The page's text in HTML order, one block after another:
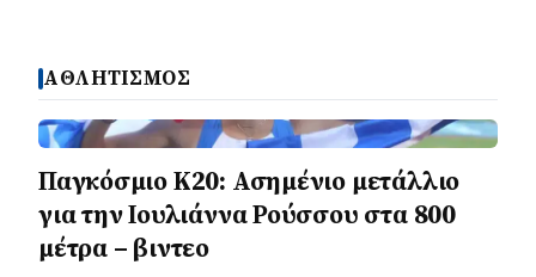
ΑΘΛΗΤΙΣΜΟΣ
Παγκόσμιο Κ20: Ασημένιο μετάλλιο
για την Ιουλιάννα Ρούσσου στα 800
μέτρα – βιντεο